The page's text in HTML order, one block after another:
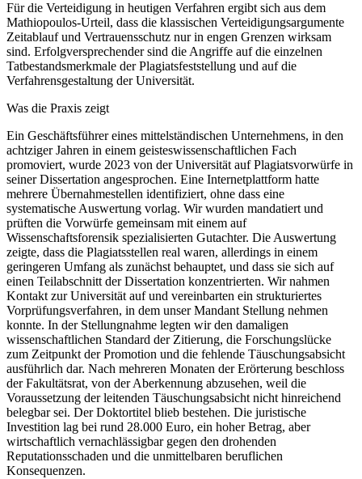
Für die Verteidigung in heutigen Verfahren ergibt sich aus dem
Mathiopoulos-Urteil, dass die klassischen Verteidigungsargumente
Zeitablauf und Vertrauensschutz nur in engen Grenzen wirksam
sind. Erfolgversprechender sind die Angriffe auf die einzelnen
Tatbestandsmerkmale der Plagiatsfeststellung und auf die
Verfahrensgestaltung der Universität.
Was die Praxis zeigt
Ein Geschäftsführer eines mittelständischen Unternehmens, in den
achtziger Jahren in einem geisteswissenschaftlichen Fach
promoviert, wurde 2023 von der Universität auf Plagiatsvorwürfe in
seiner Dissertation angesprochen. Eine Internetplattform hatte
mehrere Übernahmestellen identifiziert, ohne dass eine
systematische Auswertung vorlag. Wir wurden mandatiert und
prüften die Vorwürfe gemeinsam mit einem auf
Wissenschaftsforensik spezialisierten Gutachter. Die Auswertung
zeigte, dass die Plagiatsstellen real waren, allerdings in einem
geringeren Umfang als zunächst behauptet, und dass sie sich auf
einen Teilabschnitt der Dissertation konzentrierten. Wir nahmen
Kontakt zur Universität auf und vereinbarten ein strukturiertes
Vorprüfungsverfahren, in dem unser Mandant Stellung nehmen
konnte. In der Stellungnahme legten wir den damaligen
wissenschaftlichen Standard der Zitierung, die Forschungslücke
zum Zeitpunkt der Promotion und die fehlende Täuschungsabsicht
ausführlich dar. Nach mehreren Monaten der Erörterung beschloss
der Fakultätsrat, von der Aberkennung abzusehen, weil die
Voraussetzung der leitenden Täuschungsabsicht nicht hinreichend
belegbar sei. Der Doktortitel blieb bestehen. Die juristische
Investition lag bei rund 28.000 Euro, ein hoher Betrag, aber
wirtschaftlich vernachlässigbar gegen den drohenden
Reputationsschaden und die unmittelbaren beruflichen
Konsequenzen.